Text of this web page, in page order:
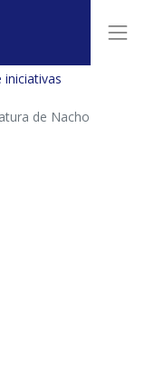
iniciativas
de Nacho